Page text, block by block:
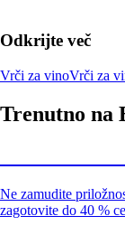
Odkrijte več
Vrči za vinoVrči za
Trenutno na
Ne zamudite
zagotovite do 40 %